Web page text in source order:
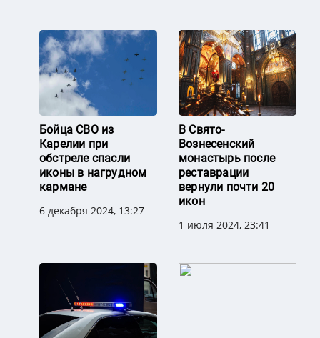
Бойца СВО из
Карелии при
обстреле спасли
иконы в нагрудном
кармане
6 декабря 2024, 13:27
В Свято-
Вознесенский
монастырь после
реставрации
вернули почти 20
икон
1 июля 2024, 23:41